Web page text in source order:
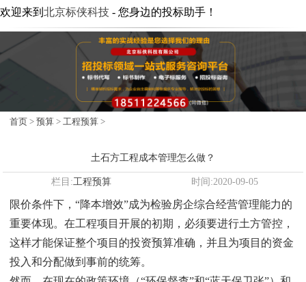
欢迎来到 北京标侠科技 - 您身边的投标助手！
首页 >预算 > 工程预算 >
土石方工程成本管理怎么做？
栏目:工程预算 时间:2020-09-05
限价条件下，“降本增效”成为检验房企综合经营管理能力的
重要体现。在工程项目开展的初期，必须要进行土方管控，
这样才能保证整个项目的投资预算准确，并且为项目的资金
投入和分配做到事前的统筹。